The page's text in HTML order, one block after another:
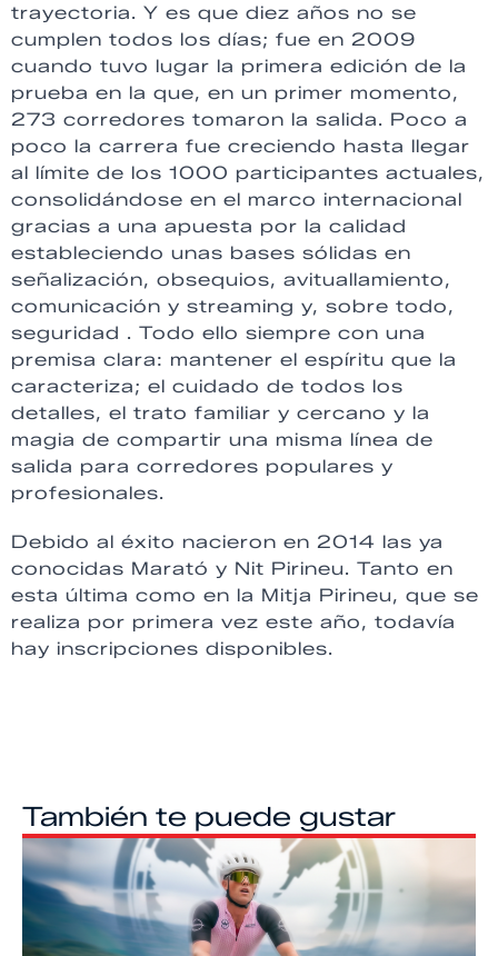
trayectoria. Y es que diez años no se
cumplen todos los días; fue en 2009
cuando tuvo lugar la primera edición de la
prueba en la que, en un primer momento,
273 corredores tomaron la salida. Poco a
poco la carrera fue creciendo hasta llegar
al límite de los 1000 participantes actuales,
consolidándose en el marco internacional
gracias a una apuesta por la calidad
estableciendo unas bases sólidas en
señalización, obsequios, avituallamiento,
comunicación y streaming y, sobre todo,
seguridad . Todo ello siempre con una
premisa clara: mantener el espíritu que la
caracteriza; el cuidado de todos los
detalles, el trato familiar y cercano y la
magia de compartir una misma línea de
salida para corredores populares y
profesionales.
Debido al éxito nacieron en 2014 las ya
conocidas Marató y Nit Pirineu. Tanto en
esta última como en la Mitja Pirineu, que se
realiza por primera vez este año, todavía
hay inscripciones disponibles.
También te puede gustar